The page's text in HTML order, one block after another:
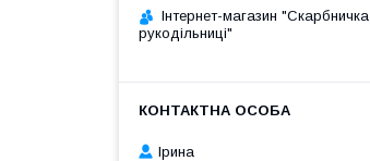
Інтернет-магазин "Скарбничка
рукодільниці"
Ірина